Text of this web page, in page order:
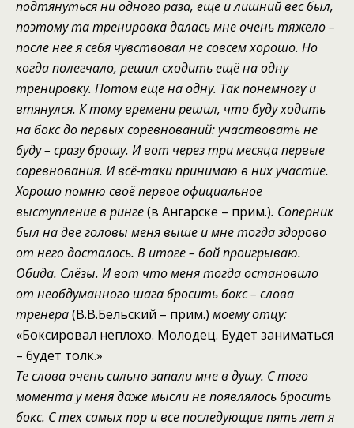
подтянуться ни одного раза, ещё илишнийвесбыл,
поэтомутатренировкадалась мне оченьтяжело–
после неёя себя чувствовал несовсемхорошо. Но
когда полегчало, решил сходитьещё на одну
тренировку. Потом ещё на одну. Так понемногу и
втянулся. К тому временирешил, чтобуду ходить
на боксдо первыхсоревнований: участвовать не
буду – сразуброшу. И вот через три месяца первые
соревнования. И всё-такипринимаю в них участие.
Хорошо помню своёпервое официальное
выступление в ринге(в Ангарске – прим.). Соперник
был на две головы менявыше и мнетогдаздорово
от негодосталось. В итоге – бой проигрываю.
Обида. Слёзы. И вот что менятогдаостановило
от необдуманного шагабросить бокс– слова
тренера(В.В.Бельский – прим.) моему отцу:
«Боксировал неплохо. Молодец. Будет заниматься
– будет толк.»
Те слова очень сильно запали мне в душу. Стого
моментау меня даже мыслине появлялосьбросить
бокс. С тех самых пор и всепоследующиепять летя